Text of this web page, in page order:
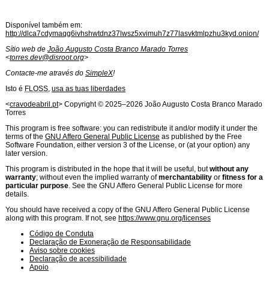
Disponível também em:
http://dlca7cdymaqg6ivhshwtdnz37lwsz5xvimuh7z77lasvktmlpzhu3kyd.onion/
Sítio web de João Augusto Costa Branco Marado Torres
<torres.dev@disroot.org>
Contacte-me através do SimpleX!
Isto é FLOSS usa as tuas liberdades
Licença deSoftware
<cravodeabril.pt> Copyright © 2025–2026 João Augusto Costa Branco Marado
Torres
This program is free software: you can redistribute it and/or modify it under the
terms of the GNU Affero General Public License as published by the Free
Software Foundation, either version 3 of the License, or (at your option) any
later version.
This program is distributed in the hope that it will be useful, butwithout any
warranty; without even the implied warranty ofmerchantability or fitness for a
particular purpose . See the GNU Affero General Public License for more
details.
You should have received a copy of the GNU Affero General Public License
along with this program. If not, see https://www.gnu.org/licenses
Código de Conduta
Declaração de Exoneração de Responsabilidade
Aviso sobre cookies
Declaração de acessibilidade
Apoio